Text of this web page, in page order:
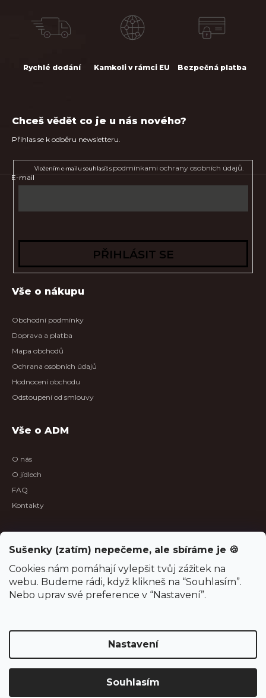
Sušenky (zatím) nepečeme, ale sbíráme je 🍪
Cookies nám pomáhají vylepšit tvůj zážitek na
webu. Budeme rádi, když klikneš na “Souhlasím”.
Nebo uprav své preference v “Nastavení”.
Nastavení
Souhlasím
Rychlé dodání Kamkoli v rámci EU Bezpečná platba
Chceš vědět co je u nás nového?
Přihlas se k odběru newsletteru.
E-mail
Vložením e-mailu souhlasíš s podmínkami ochrany osobních údajů.
PŘIHLÁSIT SE
Vše o nákupu
Obchodní podmínky
Doprava a platba
Mapa obchodů
Ochrana osobních údajů
Hodnocení obchodu
Odstoupení od smlouvy
Vše o ADM
O nás
O jídlech
FAQ
Kontakty
B2B spolupráce
Aktuality
Projekty, dotace, povinná publicita